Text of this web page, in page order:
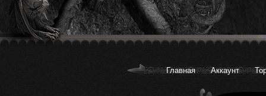
Главная Аккаунт